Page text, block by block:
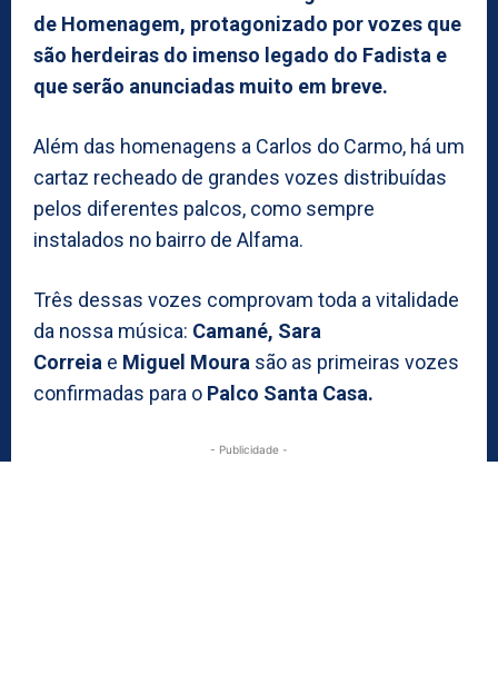
de Homenagem, protagonizado por vozes que
são herdeiras do imenso legado do Fadista e
que serão anunciadas muito em breve.
Além das homenagens a Carlos do Carmo, há um
cartaz recheado de grandes vozes distribuídas
pelos diferentes palcos, como sempre
instalados no bairro de Alfama.
Três dessas vozes comprovam toda a vitalidade
da nossa música: Camané, Sara
Correia e Miguel Moura são as primeiras vozes
confirmadas para o Palco Santa Casa.
- Publicidade -